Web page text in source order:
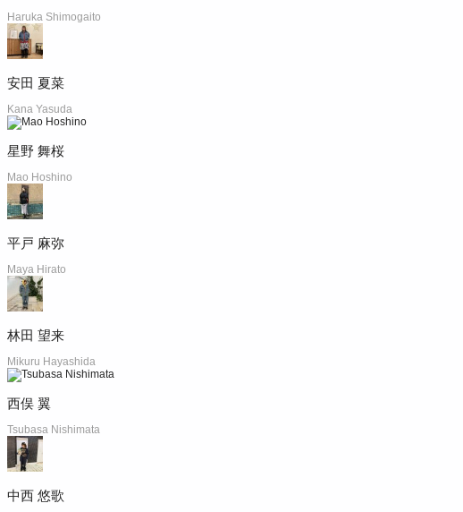
Haruka Shimogaito
安田 夏菜
Kana Yasuda
星野 舞桜
Mao Hoshino
平戸 麻弥
Maya Hirato
林田 望来
Mikuru Hayashida
西俣 翼
Tsubasa Nishimata
中西 悠歌